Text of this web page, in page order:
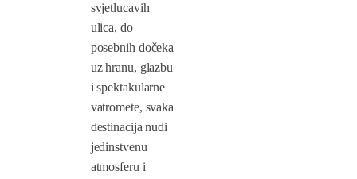
svjetlucavih
ulica, do
posebnih dočeka
uz hranu, glazbu
i spektakularne
vatromete, svaka
destinacija nudi
jedinstvenu
atmosferu i